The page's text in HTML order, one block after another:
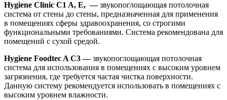
Hygiene Clinic C1 A, E, —звукопоглощающая потолочная
система от стены до стены, предназначенная для применения
в помещениях сферы здравоохранения, со строгими
функциональными требованиями. Система рекомендована для
помещений с сухой средой.
Hygiene Foodtec A C3 —звукопоглощающая потолочная
система для использования в помещениях с высоким уровнем
загрязнения, где требуется частая чистка поверхности.
Данную систему рекомендуется использовать в помещениях с
высоким уровнем влажности.